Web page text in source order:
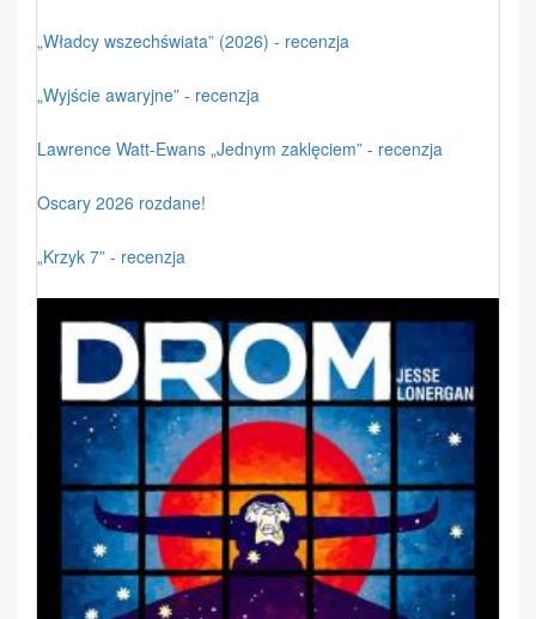
„Władcy wszechświata” (2026) - recenzja
„Wyjście awaryjne” - recenzja
Lawrence Watt-Ewans „Jednym zaklęciem” - recenzja
Oscary 2026 rozdane!
„Krzyk 7” - recenzja